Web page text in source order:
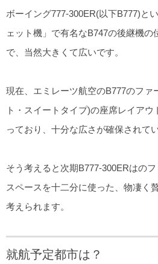
ボーイング777-300ER(以下B777)と
ェット機」で有名なB747の後継機
で、当然大きくて広いです。
現在、エミレーツ航空のB777のファ
ト・スイートタイプ)の座席レイア
っており、十分な広さが確保されてい
そう考えると次期B777-300ERはの
スペースを十二分に使った、物凄く
考えられます。
就航予定都市は？